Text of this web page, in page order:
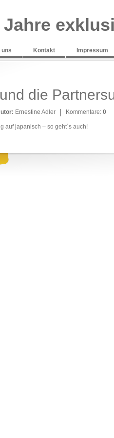
Jahre
uns Kontakt Impressum
die
Ernestine Adler Kommentare: 0
auf japanisch – so geht´s auch!